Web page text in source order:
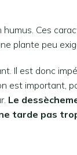
Ces
plante peu
Il est donc
important,
Le
tarde pas